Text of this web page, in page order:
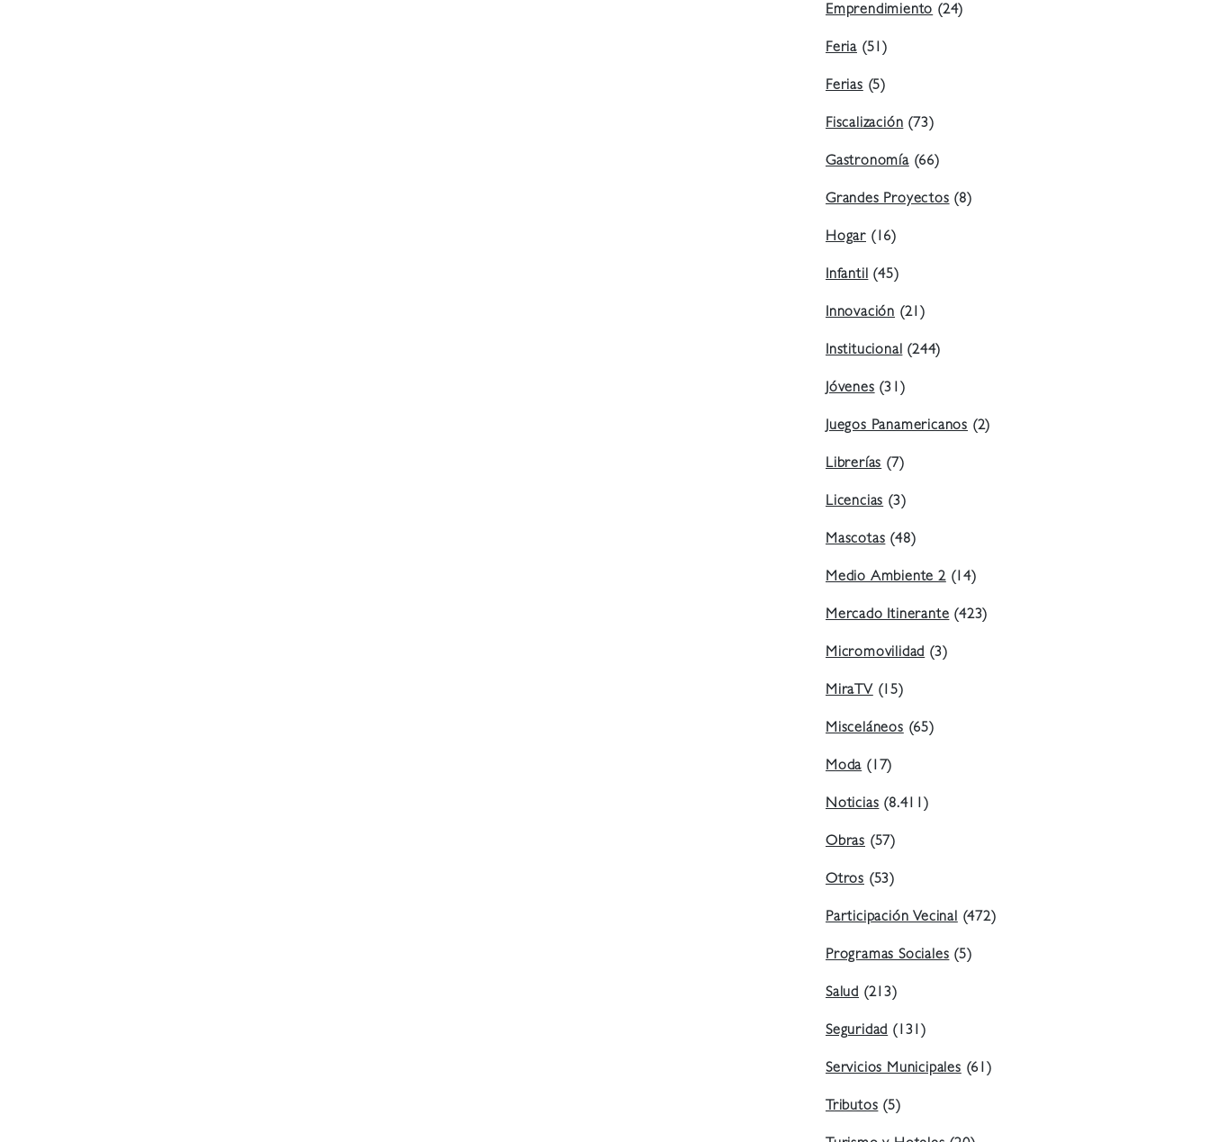
Emprendimiento(24)
Feria (51)
Ferias(5)
Fiscalización(73)
Gastronomía(66)
Grandes Proyectos(8)
Hogar (16)
Infantil(45)
Innovación (21)
Institucional(244)
Jóvenes(31)
Juegos Panamericanos (2)
Librerías(7)
Licencias(3)
Mascotas(48)
Medio Ambiente 2(14)
Mercado Itinerante(423)
Micromovilidad(3)
MiraTV(15)
Misceláneos(65)
Moda(17)
Noticias(8.411)
Obras (57)
Otros (53)
Participación Vecinal(472)
Programas Sociales(5)
Salud (213)
Seguridad(131)
Servicios Municipales(61)
Tributos(5)